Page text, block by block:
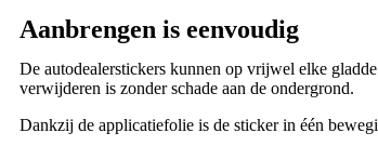
Aanbrengen is eenvoudig
De autodealerstickers kunnen op vrijwel elke
verwijderen is zonder schade aan de ondergrond.
Dankzij de applicatiefolie is de sticker in één